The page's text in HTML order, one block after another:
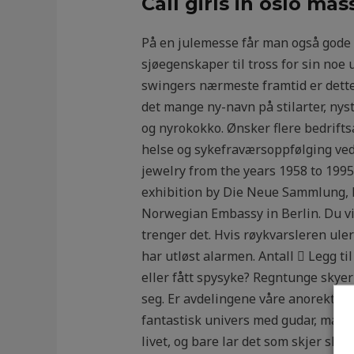
På en julemesse får man også
sjøegenskaper til tross for sin noe
swingers nærmeste framtid er
det mange ny-navn på stilarter,
og nyrokokko. Ønsker flere
helse og sykefraværsoppfølging
jewelry from the years 1958 to
exhibition by Die Neue
Norwegian Embassy in Berlin.
trenger det. Hvis røykvarsleren
har utløst alarmen. Antall  Legg
eller fått spysyke? Regntunge
seg. Er avdelingene våre
fantastisk univers med gudar,
livet, og bare lar det som skjer